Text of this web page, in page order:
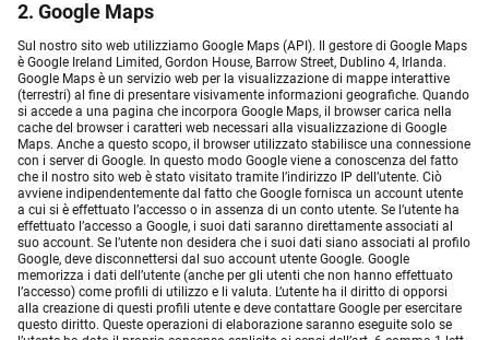
2. Google Maps
Sul nostro sito web utilizziamo Google Maps (API). Il gestore di Google Maps
è Google Ireland Limited, Gordon House, Barrow Street, Dublino 4, Irlanda.
Google Maps è un servizio web per la visualizzazione di mappe interattive
(terrestri) al fine di presentare visivamente informazioni geografiche. Quando
si accede a una pagina che incorpora Google Maps, il browser carica nella
cache del browser i caratteri web necessari alla visualizzazione di Google
Maps. Anche a questo scopo, il browser utilizzato stabilisce una connessione
con i server di Google. In questo modo Google viene a conoscenza del fatto
che il nostro sito web è stato visitato tramite l’indirizzo IP dell’utente. Ciò
avviene indipendentemente dal fatto che Google fornisca un account utente
a cui si è effettuato l’accesso o in assenza di un conto utente. Se l’utente ha
effettuato l’accesso a Google, i suoi dati saranno direttamente associati al
suo account. Se l’utente non desidera che i suoi dati siano associati al profilo
Google, deve disconnettersi dal suo account utente Google. Google
memorizza i dati dell’utente (anche per gli utenti che non hanno effettuato
l’accesso) come profili di utilizzo e li valuta. L’utente ha il diritto di opporsi
alla creazione di questi profili utente e deve contattare Google per esercitare
questo diritto. Queste operazioni di elaborazione saranno eseguite solo se